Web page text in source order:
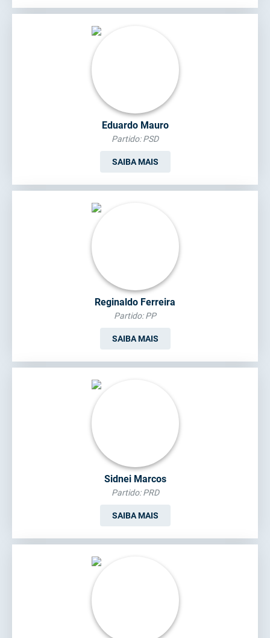
Eduardo Mauro
Partido: PSD
SAIBA MAIS
Reginaldo Ferreira
Partido: PP
SAIBA MAIS
Sidnei Marcos
Partido: PRD
SAIBA MAIS